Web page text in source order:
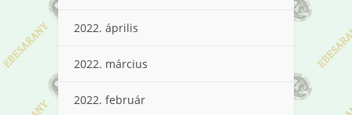
2022. április
2022. március
2022. február